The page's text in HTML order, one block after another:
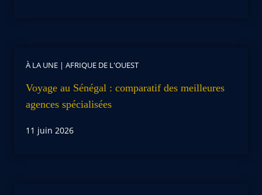
À LA UNE | AFRIQUE DE L'OUEST
Voyage au Sénégal : comparatif des meilleures
agences spécialisées
11 juin 2026